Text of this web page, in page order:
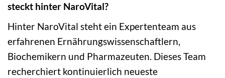
steckt hinter NaroVital?
Hinter NaroVital steht ein Expertenteam aus
erfahrenen Ernährungswissenschaftlern,
Biochemikern und Pharmazeuten. Dieses Team
recherchiert kontinuierlich neueste